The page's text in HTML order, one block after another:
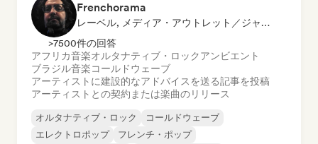
Frenchorama
レーベル, メディア・アウトレット／ジャーナリスト, メンター
>7500件の回答
アフリカ音楽オルタナティブ・ロックアンビエント
ブラジル音楽コールドウェーブ
アーティストに建設的なアドバイスを送る記事を投稿
アーティストとの契約または楽曲のリリース
オルタナティブ・ロック
コールドウェーブ
エレクトロポップ
フレンチ・ポップ